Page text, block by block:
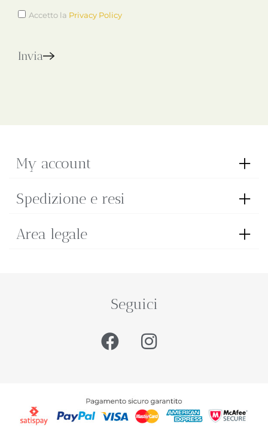
Accetto la Privacy Policy
Invia
My account
Spedizione e resi
Area legale
Seguici